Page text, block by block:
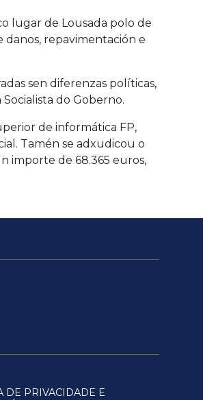
lugar de Lousada polo de
danos, repavimentación e
sen diferenzas políticas,
do Goberno.
de informática FP,
Tamén se adxudicou o
importe de 68.365 euros,
DE PRIVACIDADE E